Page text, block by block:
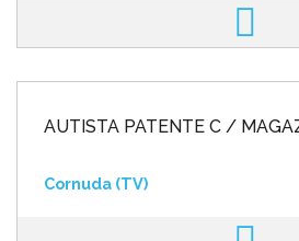
AUTISTA PATENTE C /
Cornuda (TV)